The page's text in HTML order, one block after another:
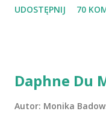
Losowanie odbędzie
UDOSTĘPNIJ 70
Daphne Du
Autor: Monika